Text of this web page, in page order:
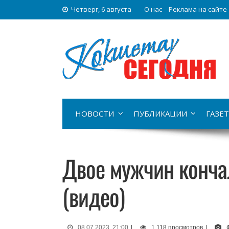
Четверг, 6 августа О нас Реклама на сайте
НОВОСТИ ПУБЛИКАЦИИ
Двое мужчин
(видео)
08.07.2023, 21:00 | 1 118 просмотров |